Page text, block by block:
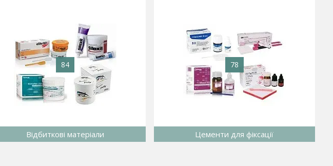
84
Відбиткові матеріали
78
Цементи для фіксації